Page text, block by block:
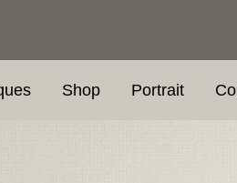
Shop Portrait